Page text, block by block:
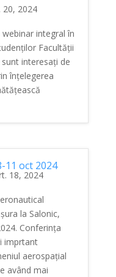
20, 2024
integral în
Facultății
interesați de
înțelegerea
11 oct 2024
18, 2024
la Salonic,
Conferința
imprtant
aerospațial
având mai